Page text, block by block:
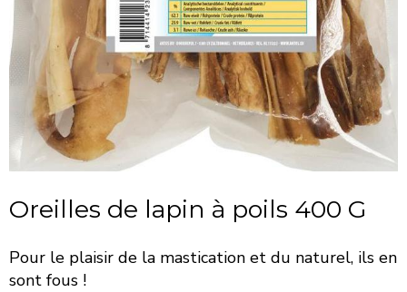
Oreilles de lapin à poils 400 G
Pour le plaisir de la mastication et du naturel, ils en
sont fous !